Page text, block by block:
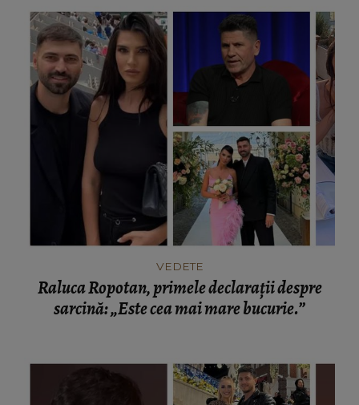
VEDETE
Raluca Ropotan, primele declarații despre
sarcină: „Este cea mai mare bucurie.”